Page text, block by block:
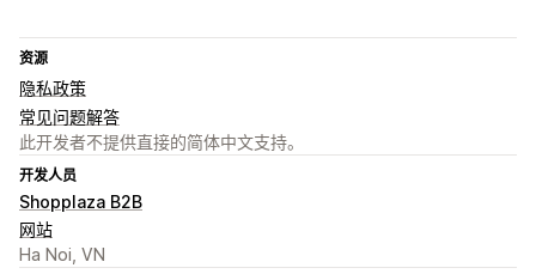
资源
隐私政策
常见问题解答
此开发者不提供直接的简体中文支持。
开发人员
Shopplaza B2B
网站
Ha Noi, VN